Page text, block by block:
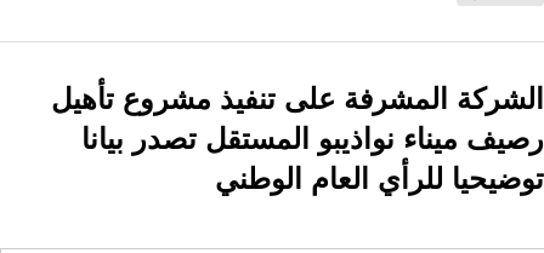
الشركة المشرفة على تنفيذ مشروع تأهيل
رصيف ميناء نواذيبو المستقل تصدر بيانا
توضيحيا للرأي العام الوطني